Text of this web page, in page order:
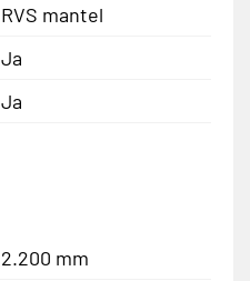
RVS mantel
Ja
Ja
2.200 mm